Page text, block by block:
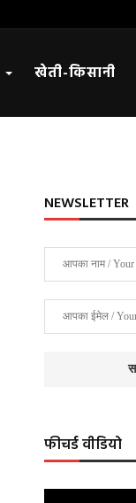
खेती-किसानी
NEWSLETTER
फीचर्ड वीडियो